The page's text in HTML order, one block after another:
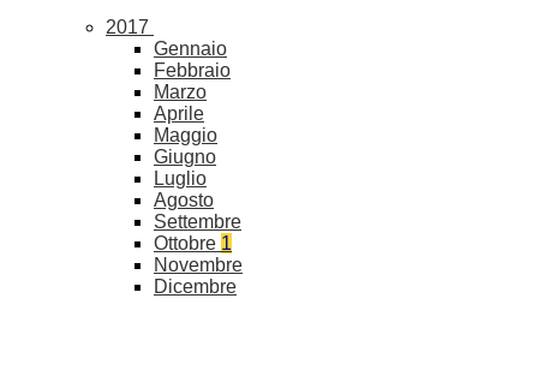
2017
Gennaio
Febbraio
Marzo
Aprile
Maggio
Giugno
Luglio
Agosto
Settembre
Ottobre 1
Novembre
Dicembre